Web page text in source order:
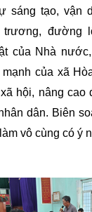
sáng tạo, vận
trương, đường
của Nhà
mạnh của xã
hội, nâng cao
dân. Biên
vô cùng có ý